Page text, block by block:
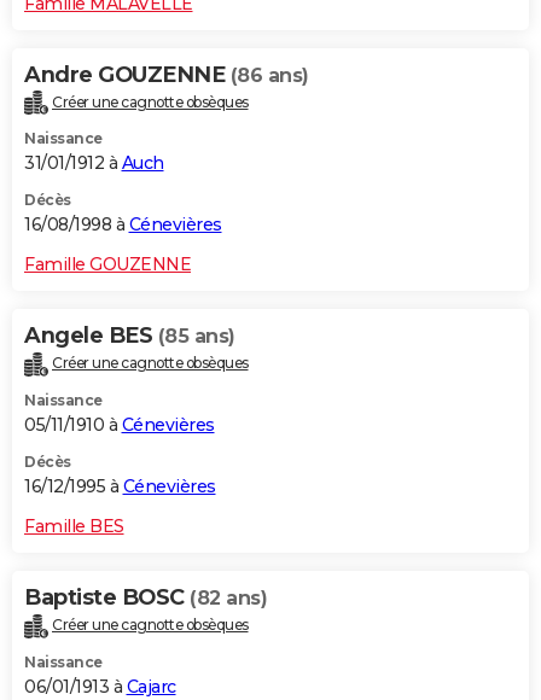
Andre GOUZENNE (86 ans)
Créer une cagnotte obsèques
Naissance
31/01/1912 à Auch
Décès
16/08/1998 à Cénevières
Famille GOUZENNE
Angele BES (85 ans)
Créer une cagnotte obsèques
Naissance
05/11/1910 à Cénevières
Décès
16/12/1995 à Cénevières
Famille BES
Baptiste BOSC (82 ans)
Créer une cagnotte obsèques
Naissance
06/01/1913 à Cajarc